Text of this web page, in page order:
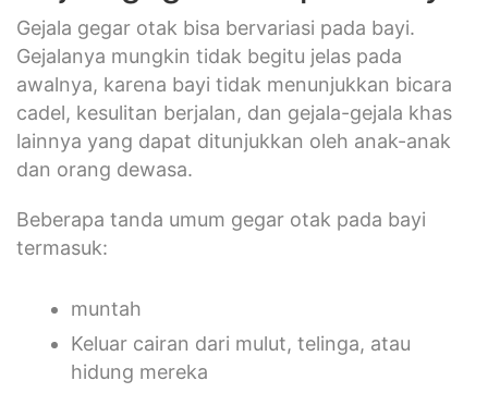
Gejala gegar otak bisa bervariasi pada bayi.
Gejalanya mungkin tidak begitu jelas pada
awalnya, karena bayi tidak menunjukkan bicara
cadel, kesulitan berjalan, dan gejala-gejala khas
lainnya yang dapat ditunjukkan oleh anak-anak
dan orang dewasa.
Beberapa tanda umum gegar otak pada bayi
termasuk:
muntah
Keluar cairan dari mulut, telinga, atau
hidung mereka